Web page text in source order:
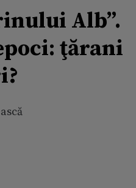
Alb”.
ţărani